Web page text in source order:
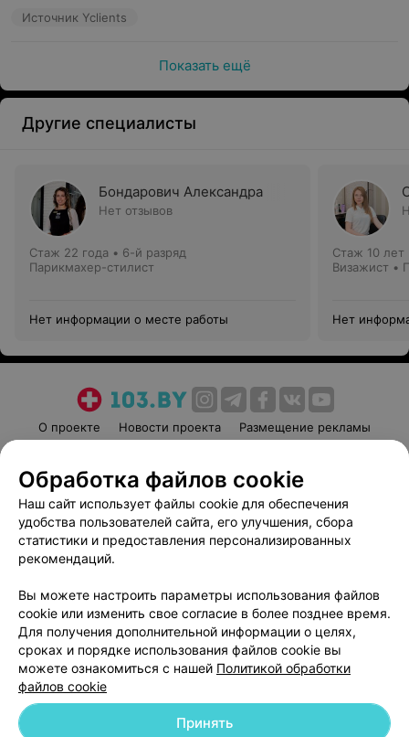
Источник Yclients
Показать ещё
Другие специалисты
Бондарович Александра
Нет отзывов
Стаж 22 года • 6-й разряд
Парикмахер-стилист
Нет информации о месте работы
Стаж 10 лет
Визажист •
Нет
О проекте Новости проекта
Размещение рекламы
Пользовательское соглашение
Способы оплаты
Вакансии
Партнеры
Написать руководителю 103.by
Обработка персональных данных
© 2026 ООО «Артокс Лаб», УНП 191700409 | 220012, Республика Беларусь,
Обработка файлов cookie
Наш сайт использует файлы cookie для обеспечения
удобства пользователей сайта, его улучшения, сбора
статистики и предоставления персонализированных
рекомендаций.
Вы можете настроить параметры использования файлов
cookie или изменить свое согласие в более позднее время.
Для получения дополнительной информации о целях,
сроках и порядке использования файлов cookie вы
можете ознакомиться с нашей Политикой обработки
файлов cookie
Принять